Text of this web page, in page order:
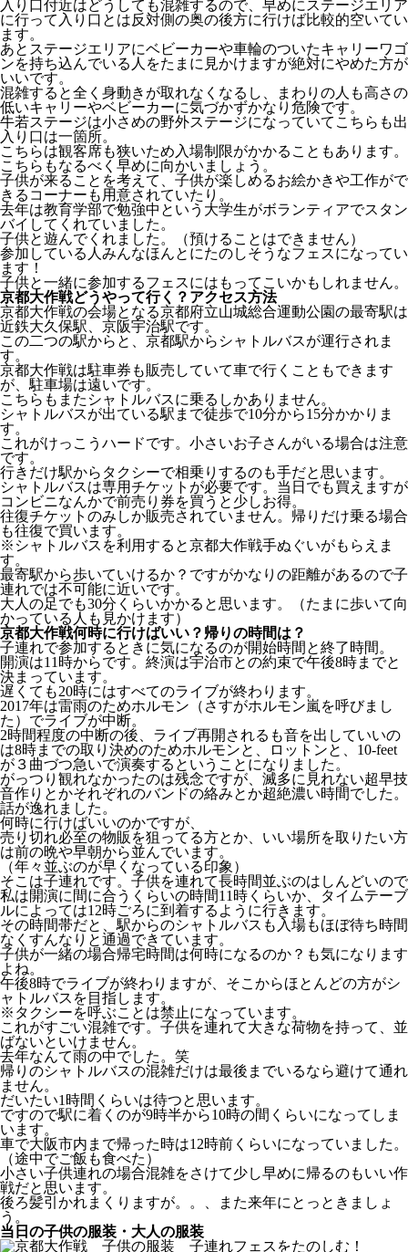
入り口付近はどうしても混雑するので、早めにステージエリア
に行って入り口とは反対側の奥の後方に行けば比較的空いてい
ます。
あとステージエリアにベビーカーや車輪のついたキャリーワゴ
ンを持ち込んでいる人をたまに見かけますが絶対にやめた方が
いいです。
混雑すると全く身動きが取れなくなるし、まわりの人も高さの
低いキャリーやベビーカーに気づかずかなり危険です。
牛若ステージは小さめの野外ステージになっていてこちらも出
入り口は一箇所。
こちらは観客席も狭いため入場制限がかかることもあります。
こちらもなるべく早めに向かいましょう。
子供が来ることを考えて、子供が楽しめるお絵かきや工作がで
きるコーナーも用意されていたり。
去年は教育学部で勉強中という大学生がボランティアでスタン
バイしてくれていました。
子供と遊んでくれました。（預けることはできません）
参加している人みんなほんとにたのしそうなフェスになってい
ます！
子供と一緒に参加するフェスにはもってこいかもしれません。
京都大作戦どうやって行く？アクセス方法
京都大作戦の会場となる京都府立山城総合運動公園の最寄駅は
近鉄大久保駅、京阪宇治駅です。
この二つの駅からと、京都駅からシャトルバスが運行されま
す。
京都大作戦は駐車券も販売していて車で行くこともできます
が、駐車場は遠いです。
こちらもまたシャトルバスに乗るしかありません。
シャトルバスが出ている駅まで徒歩で10分から15分かかりま
す。
これがけっこうハードです。小さいお子さんがいる場合は注意
です。
行きだけ駅からタクシーで相乗りするのも手だと思います。
シャトルバスは専用チケットが必要です。当日でも買えますが
コンビニなんかで前売り券を買うと少しお得。
往復チケットのみしか販売されていません。帰りだけ乗る場合
も往復で買います。
※シャトルバスを利用すると京都大作戦手ぬぐいがもらえま
す。
最寄駅から歩いていけるか？ですがかなりの距離があるので子
連れでは不可能に近いです。
大人の足でも30分くらいかかると思います。（たまに歩いて向
かっている人も見かけます）
京都大作戦何時に行けばいい？帰りの時間は？
子連れで参加するときに気になるのが開始時間と終了時間。
開演は11時からです。終演は宇治市との約束で午後8時までと
決まっています。
遅くても20時にはすべてのライブが終わります。
2017年は雷雨のためホルモン（さすがホルモン嵐を呼びまし
た）でライブが中断。
2時間程度の中断の後、ライブ再開されるも音を出していいの
は8時までの取り決めのためホルモンと、ロットンと、10-feet
が３曲づつ急いで演奏するということになりました。
がっつり観れなかったのは残念ですが、滅多に見れない超早技
音作りとかそれぞれのバンドの絡みとか超絶濃い時間でした。
話が逸れました。
何時に行けばいいのかですが、
売り切れ必至の物販を狙ってる方とか、いい場所を取りたい方
は前の晩や早朝から並んでいます。
（年々並ぶのが早くなっている印象）
そこは子連れです。子供を連れて長時間並ぶのはしんどいので
私は開演に間に合うくらいの時間11時くらいか、タイムテーブ
ルによっては12時ごろに到着するように行きます。
その時間帯だと、駅からのシャトルバスも入場もほぼ待ち時間
なくすんなりと通過できています。
子供が一緒の場合帰宅時間は何時になるのか？も気になります
よね。
午後8時でライブが終わりますが、そこからほとんどの方がシ
ャトルバスを目指します。
※タクシーを呼ぶことは禁止になっています。
これがすごい混雑です。子供を連れて大きな荷物を持って、並
ばないといけません。
去年なんて雨の中でした。笑
帰りのシャトルバスの混雑だけは最後までいるなら避けて通れ
ません。
だいたい1時間くらいは待つと思います。
ですので駅に着くのが9時半から10時の間くらいになってしま
います。
車で大阪市内まで帰った時は12時前くらいになっていました。
（途中でご飯も食べた）
小さい子供連れの場合混雑をさけて少し早めに帰るのもいい作
戦だと思います。
後ろ髪引かれまくりますが。。、また来年にとっときましょ
う。
当日の子供の服装・大人の服装